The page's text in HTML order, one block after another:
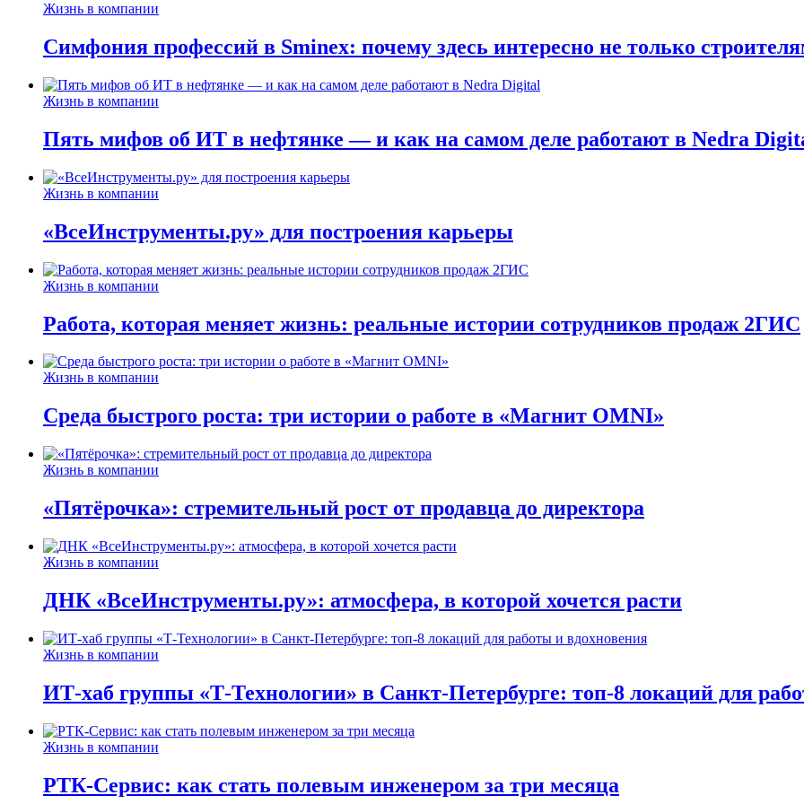
Жизнь в компании
Симфония профессий в Sminex: почему здесь интересно не только
Жизнь в компании
Пять мифов об ИТ в нефтянке — и как на самом деле работают в Nedra
Жизнь в компании
«ВсеИнструменты.ру» для построения карьеры
Жизнь в компании
Работа, которая меняет жизнь: реальные истории сотрудников продаж 2ГИС
Жизнь в компании
Среда быстрого роста: три истории о работе в «Магнит OMNI»
Жизнь в компании
«Пятёрочка»: стремительный рост от продавца до директора
Жизнь в компании
ДНК «ВсеИнструменты.ру»: атмосфера, в которой хочется расти
Жизнь в компании
ИТ-хаб группы «Т-Технологии» в Санкт-Петербурге: топ-8 локаций для
Жизнь в компании
РТК-Сервис: как стать полевым инженером за три месяца